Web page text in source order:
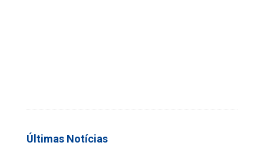
Últimas Notícias